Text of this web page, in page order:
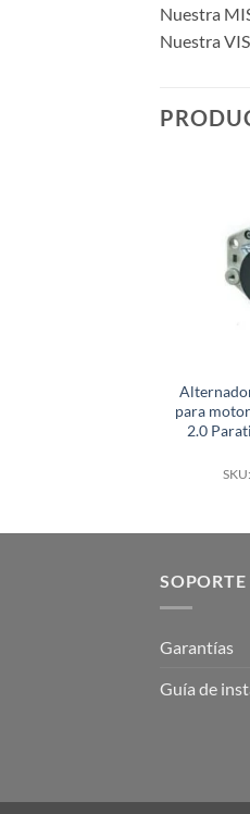
Nuestra
Nuestra
para
2.0
Garantías
Guía de